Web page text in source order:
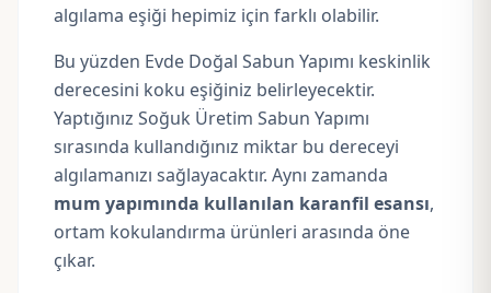
algılama eşiği hepimiz için farklı olabilir.
Bu yüzden Evde Doğal Sabun Yapımı keskinlik
derecesini koku eşiğiniz belirleyecektir.
Yaptığınız Soğuk Üretim Sabun Yapımı
sırasında kullandığınız miktar bu dereceyi
algılamanızı sağlayacaktır. Aynı zamanda
mum yapımında kullanılan karanfil esansı,
ortam kokulandırma ürünleri arasında öne
çıkar.